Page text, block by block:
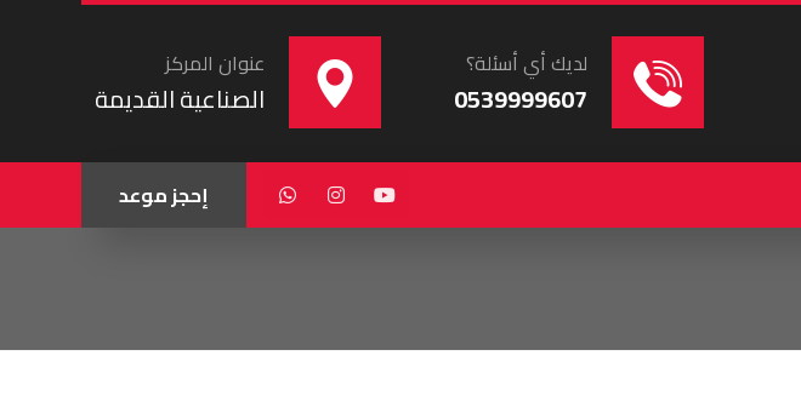
عنوان المركز
الصناعية القديمة
لديك أي أسئلة؟
0539999607
إحجز موعد